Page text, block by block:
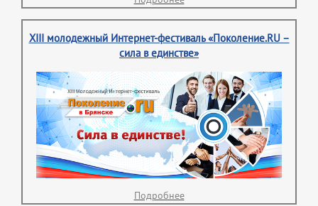
XIII молодежный Интернет-фестиваль «Поколение.RU –
сила в единстве»
Подробнее